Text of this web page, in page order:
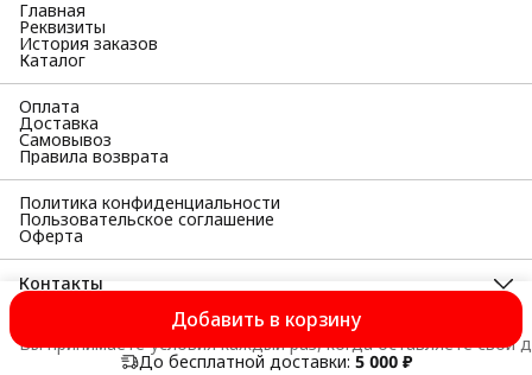
Добавить в корзину
До бесплатной доставки: 5 000 ₽
Главная
Реквизиты
История заказов
Каталог
Оплата
Доставка
Самовывоз
Правила возврата
Политика конфиденциальности
Пользовательское соглашение
Оферта
Контакты
398055, Липецкая область, г Липецк, Московская ул, д. 38а,
офис 33
Телефон
Вы принимаете условия каждый раз, когда оставляете